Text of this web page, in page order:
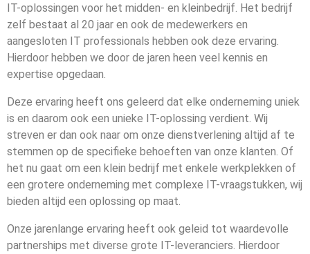
IT-oplossingen voor het midden- en kleinbedrijf. Het bedrijf
zelf bestaat al 20 jaar en ook de medewerkers en
aangesloten IT professionals hebben ook deze ervaring.
Hierdoor hebben we door de jaren heen veel kennis en
expertise opgedaan.
Deze ervaring heeft ons geleerd dat elke onderneming uniek
is en daarom ook een unieke IT-oplossing verdient. Wij
streven er dan ook naar om onze dienstverlening altijd af te
stemmen op de specifieke behoeften van onze klanten. Of
het nu gaat om een klein bedrijf met enkele werkplekken of
een grotere onderneming met complexe IT-vraagstukken, wij
bieden altijd een oplossing op maat.
Onze jarenlange ervaring heeft ook geleid tot waardevolle
partnerships met diverse grote IT-leveranciers. Hierdoor